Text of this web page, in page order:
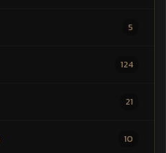
5
124
21
10